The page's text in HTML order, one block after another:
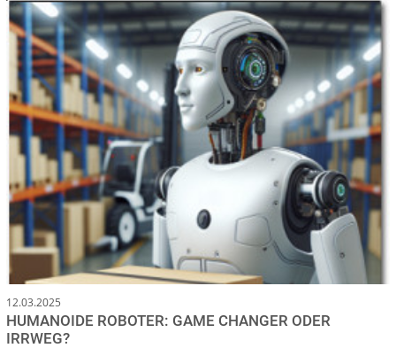
12.03.2025
HUMANOIDE ROBOTER: GAME CHANGER ODER
IRRWEG?